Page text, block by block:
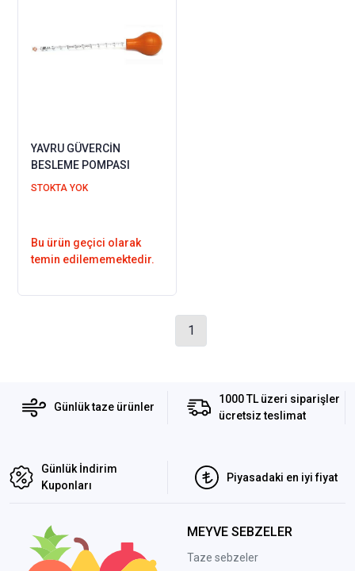
YAVRU GÜVERCİN
BESLEME POMPASI
STOKTA YOK
Bu ürün geçici olarak
temin edilememektedir.
1
Günlük taze ürünler
1000 TL üzeri siparişler
ücretsiz teslimat
Günlük İndirim
Kuponları
Piyasadaki en iyi fiyat
MEYVE SEBZELER
Taze sebzeler